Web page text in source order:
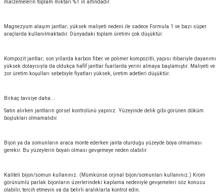
malzemelerin toplam miktarı %1 in altındadır.
Magnezyum alaşım jantlar; yüksek maliyeti nedeni ile sadece Formula 1 ve bazı süper
araçlarda kullanılmaktadır. Dünyadaki toplam üretimi çok düşüktür.
Kompozit jantlar; son yıllarda karbon fiber ve polimer kompozitli, yapısı itibariyle dayanımı
yüksek dolayısıyla da oldukça hafif jantlar fuarlarda yerini almaya başlamıştır. Maliyeti ve
zor üretim koşulları sebebiyle fiyatları yüksek, üretim adetleri düşüktür.
Birkaç tavsiye daha...
Satın alırken jantların görsel kontrolünü yapınız. Yüzeyinde delik gibi görünen döküm
boşlukları olmamalıdır.
Bijon ya da somunların araca monte ederken janta oturduğu yüzeyde boya olmaması
gerekir. Bu yüzeylerin boyalı olması gevşemeye neden olabilir.
Kaliteli bijon/somun kullanınız. (Mümkünse orjinal bijon/somunları kullanınız.) Krom
görünümlü parlak bijonların üzerlerindeki kaplama nedeniyle gevşemeleri söz konusu
olabilir, tercih etmeyin ya da belirli aralıklarla kontrol edin.